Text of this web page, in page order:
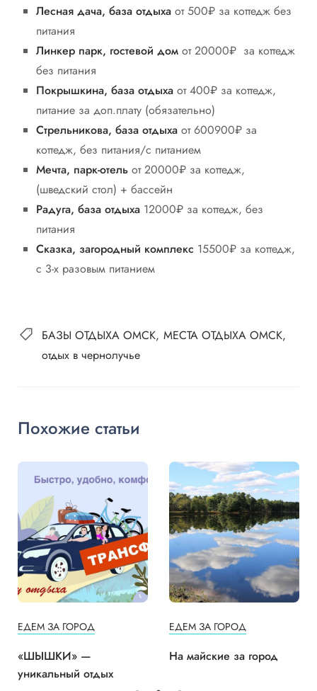
Лесная дача, база отдыха от 500₽ за коттедж без
питания
Линкер парк, гостевой дом от 20000₽ за коттедж
без питания
Покрышкина, база отдыха от 400₽ за коттедж,
питание за доп.плату (обязательно)
Стрельникова, база отдыха от 600900₽ за
коттедж, без питания/с питанием
Мечта, парк-отель от 20000₽ за коттедж,
(шведский стол) + бассейн
Радуга, база отдыха 12000₽ за коттедж, без
питания
Сказка, загородный комплекс 15500₽ за коттедж,
с 3-х разовым питанием
БАЗЫ ОТДЫХА ОМСК МЕСТА ОТДЫХА ОМСК
отдых в чернолучье
Похожие статьи
ЕДЕМ ЗА ГОРОД
«ШЫШКИ» —
уникальный отдых
ЕДЕМ ЗА ГОРОД
На майские за город